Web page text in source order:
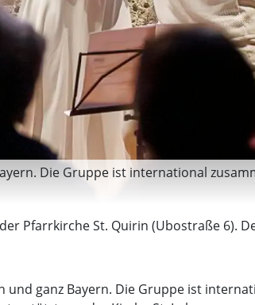
Die Gruppe ist international
Pfarrkirche St. Quirin (Ubostraße 6).
und ganz Bayern. Die Gruppe ist